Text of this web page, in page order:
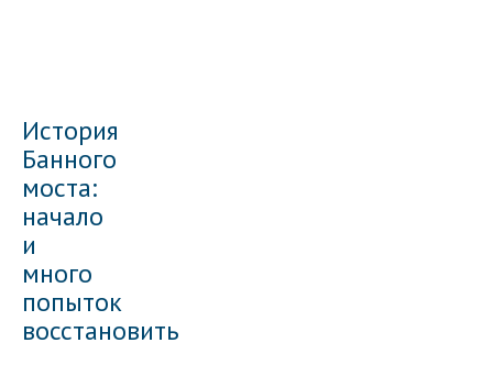
История
Банного
моста:
начало
и
много
попыток
восстановить